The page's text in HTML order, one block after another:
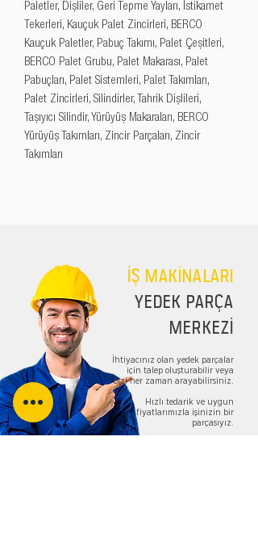
Paletler, Dişliler, Geri Tepme Yayları, İstikamet
Tekerleri, Kauçuk Palet Zincirleri, BERCO
Kauçuk Paletler, Pabuç Takımı, Palet Çeşitleri,
BERCO Palet Grubu, Palet Makarası, Palet
Pabuçları, Palet Sistemleri, Palet Takımları,
Palet Zincirleri, Silindirler, Tahrik Dişlileri,
Taşıyıcı Silindir, Yürüyüş Makaraları, BERCO
Yürüyüş Takımları, Zincir Parçaları, Zincir
Takımları
İŞ MAKİNALARI
YEDEK PARÇA
MERKEZİ
İhtiyacınız olan yedek parçalar
için talep oluşturabilir veya
bizi her zaman arayabilirsiniz.
Hızlı tedarik ve uygun
fiyatlarımızla işinizin bir
parçasıyız.